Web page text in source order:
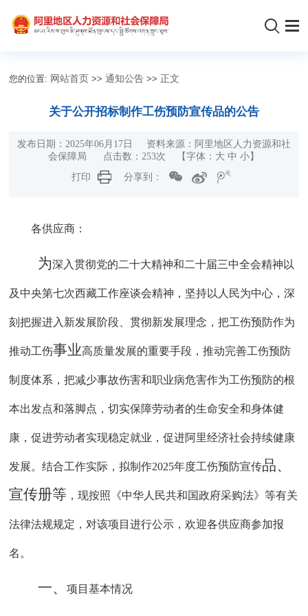
您的位置: 网站首页 >>通知公告 >> 正文
关于公开招标制作工伤预防宣传品的公告
发布日期：2025年06月17日 资料来源：阿里地区人力资源和社
会保障局 点击数： 253次 【字体： 大 中 小 】
打印
分享到：
各供应商：
为深入贯彻党的二十大精神和二十届三中全会精神以
及 中央第七次西藏工作座谈会精神，坚持以人民为中心，深
刻把握进入新发展阶段、贯彻新发展理念，把工伤预防作为
推动工伤事业高质量发展的重要手段，推动完善工伤预防
制度体系，把减少事故伤害和职业病危害作为工伤预防的根
本出发点和落脚点，切实保障劳动者的生命安全和身体健
康，促进劳动者实现稳定就业，促进阿里经济社会持续健康
发展。结合工作实际，拟制作2025年度工伤预防宣传品、
宣传册等 ，现按照《中华人民共和国政府采购法》等有关
法律法规规定，对该项目进行公示，欢迎各供应商参加报
名。
一、项目基本情况